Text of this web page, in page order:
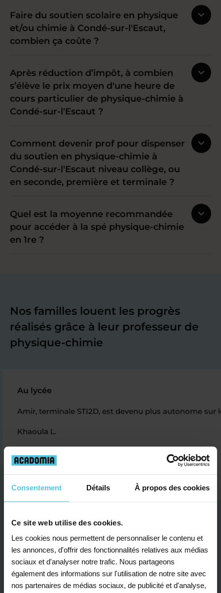
Consentement Détails À propos des cookies
Ce site web utilise des cookies.
Les cookies nous permettent de personnaliser le contenu et
les annonces, d'offrir des fonctionnalités relatives aux médias
sociaux et d'analyser notre trafic. Nous partageons
également des informations sur l'utilisation de notre site avec
nos partenaires de médias sociaux, de publicité et d'analyse,
Faire du soutien scolaire en physique
et/ou chimie à Condé-sur-l'Escaut,
combien ça coûte ?
Après réduction d’impôt, à combien
s’élève le prix moyen d'une heure de
cours particulier de physique-chimie à
Condé-sur-l'Escaut ?
Comment devenir prof pour dispenser
du soutien en physique-chimie à
Condé-sur-l'Escaut niveau collège, ou
en seconde, première et terminale ?
Quel est la moyenne recommandée
pour accéder à la spé physique-chimie
en 1re ?
Nos familles louent les progrès
réalisés grâce à leur professeur de
physique-chimie
Au lycée
Amir, terminale STI2D, est devenu plus autonome
Khaoula L.
Je contacte un conseiller